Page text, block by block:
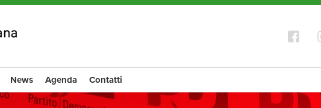
News Agenda Contatti